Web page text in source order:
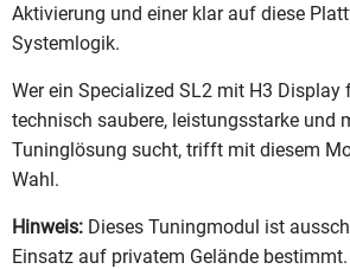
Aktivierung und einer klar auf diese
Systemlogik.
Wer ein Specialized SL2 mit H3 Display
technisch saubere, leistungsstarke und
Tuninglösung sucht, trifft mit diesem
Wahl.
Hinweis: Dieses Tuningmodul ist
Einsatz auf privatem Gelände